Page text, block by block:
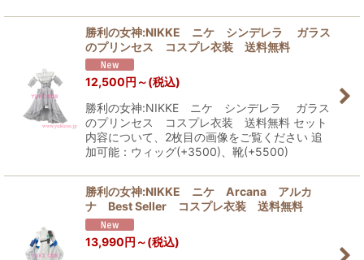
勝利の女神:NIKKE ニケ シンデレラ ガラス
のプリンセス コスプレ衣装 送料無料
12,500 円 ～(税込)
勝利の女神:NIKKE ニケ シンデレラ ガラス
のプリンセス コスプレ衣装 送料無料 セット
内容について、2枚目の画像をご覧ください 追
加可能：ウィッグ(+3500)、靴(+5500)
勝利の女神:NIKKE ニケ Arcana アルカ
ナ Best Seller コスプレ衣装 送料無料
13,990円 ～(税込)